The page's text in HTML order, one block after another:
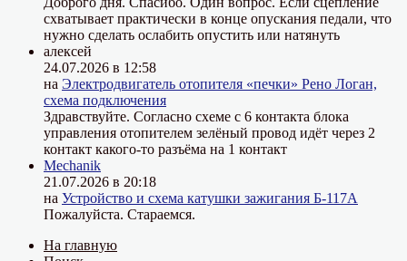
схватывает практически в конце опускания педали, что
нужно сделать ослабить опустить или натянуть
алексей
24.07.2026 в 12:58
на Электродвигатель отопителя «печки» Рено Логан,
схема подключения
Здравствуйте. Согласно схеме с 6 контакта блока
управления отопителем зелёный провод идёт через 2
контакт какого-то разъёма на 1 контакт
Mechanik
21.07.2026 в 20:18
на Устройство и схема катушки зажигания Б-117А
Пожалуйста. Стараемся.
На главную